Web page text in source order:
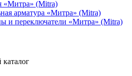
«Митра» (Mitra)
арматура «Митра» (Mitra)
и переключатели «Митра» (Mitra)